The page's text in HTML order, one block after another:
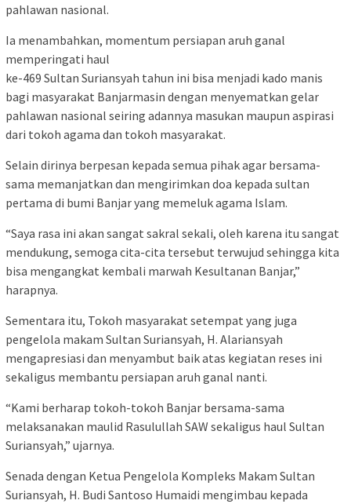
pahlawan nasional.
Ia menambahkan, momentum persiapan aruh ganal
memperingati haul
ke-469 Sultan Suriansyah tahun ini bisa menjadi kado manis
bagi masyarakat Banjarmasin dengan menyematkan gelar
pahlawan nasional seiring adannya masukan maupun aspirasi
dari tokoh agama dan tokoh masyarakat.
Selain dirinya berpesan kepada semua pihak agar bersama-
sama memanjatkan dan mengirimkan doa kepada sultan
pertama di bumi Banjar yang memeluk agama Islam.
“Saya rasa ini akan sangat sakral sekali, oleh karena itu sangat
mendukung, semoga cita-cita tersebut terwujud sehingga kita
bisa mengangkat kembali marwah Kesultanan Banjar,”
harapnya.
Sementara itu, Tokoh masyarakat setempat yang juga
pengelola makam Sultan Suriansyah, H. Alariansyah
mengapresiasi dan menyambut baik atas kegiatan reses ini
sekaligus membantu persiapan aruh ganal nanti.
“Kami berharap tokoh-tokoh Banjar bersama-sama
melaksanakan maulid Rasulullah SAW sekaligus haul Sultan
Suriansyah,” ujarnya.
Senada dengan Ketua Pengelola Kompleks Makam Sultan
Suriansyah, H. Budi Santoso Humaidi mengimbau kepada